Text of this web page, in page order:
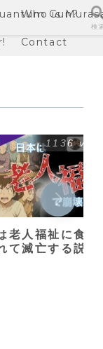
Gun?
Who is
Contact
老人福祉に食い
て滅亡する説
1136
検